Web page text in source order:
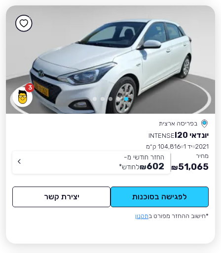
3
בפריסה ארצית
יונדאי I20
INTENSE
2021 יד 1
104,816 ק״מ
מחיר
51,065
₪
החזר חודשי מ-
602
₪לחודש*
לפגישה בסוכנות יצירת קשר
*חישוב ההחזר מפורט בתקנון